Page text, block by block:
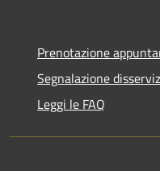
Prenotazione
Segnalazione
Leggi le FAQ